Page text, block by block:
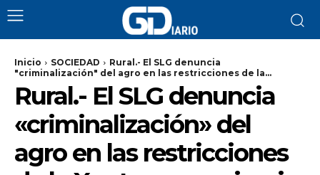
Inicio SOCIEDAD
Rural.- El SLG denuncia
"criminalización" del agro en las restricciones de la...
Rural.- El SLG denuncia
«criminalización» del
agro en las restricciones